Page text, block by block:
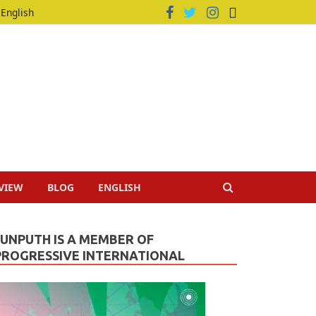
English
BLOG ENGLISH
IS A MEMBER OF
INTERNATIONAL